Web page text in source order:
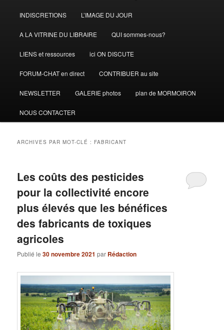
INDISCRETIONS L’IMAGE DU JOUR
A LA VITRINE DU LIBRAIRE QUI sommes-nous?
LIENS et ressources ici ON DISCUTE
FORUM-CHAT en direct CONTRIBUER au site
NEWSLETTER GALERIE photos plan de MORMOIRON
NOUS CONTACTER
ARCHIVES PAR MOT-CLÉ : FABRICANT
Les coûts des pesticides
pour la collectivité encore
plus élevés que les bénéfices
des fabricants de toxiques
agricoles
Publié le30 novembre 2021 par Rédaction